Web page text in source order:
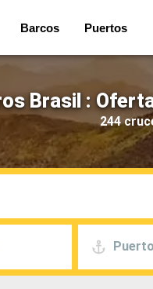
Barcos Puertos
Brasil :
244